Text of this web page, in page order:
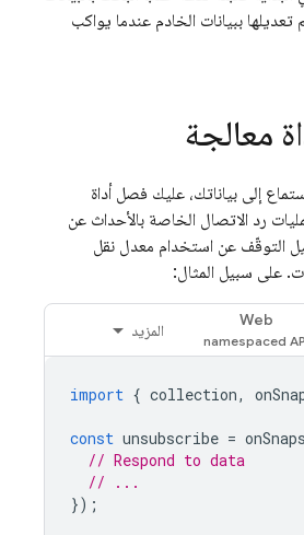
ببيانات الخادم عندما يواكب
معالجة
إلى بياناتك، عليك فصل أداة
رد الاتصال الخاصة بالأحداث عن
التوقّف عن استخدام معدل نقل
على سبيل المثال:
Web
المزيد
import { collection,
const unsubscribe =
// Respond to data
// ...
});